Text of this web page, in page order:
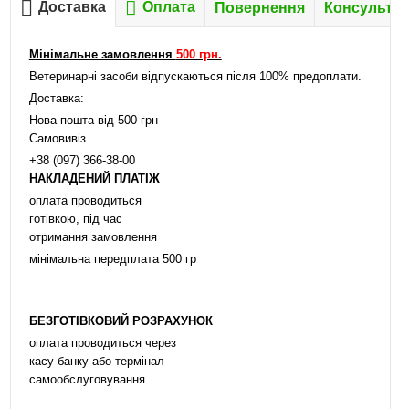
Доставка Оплата Повернення
Мінімальне замовлення 500 грн.
Ветеринарні засоби відпускаються після 100% предоплати.
Доставка:
Нова пошта від 500 грн
Самовивіз
+38 (097) 366-38-00
НАКЛАДЕНИЙ ПЛАТІЖ
оплата проводиться
готівкою, під час
отримання замовлення
мінімальна передплата 500 гр
БЕЗГОТІВКОВИЙ РОЗРАХУНОК
оплата проводиться через
касу банку або термінал
самообслуговування